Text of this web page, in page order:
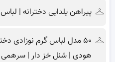
پیراهن یلدایی دخترانه |
۵۰ مدل لباس گرم نوزادی
هودی | شنل خز دار | سرهمی